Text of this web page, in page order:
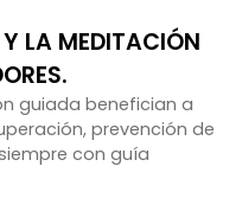
LA MEDITACIÓN
guiada benefician a
prevención de
con guía